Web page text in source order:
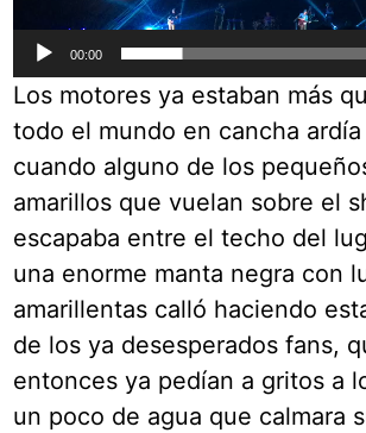
00:00
Los motores ya estaban más
todo el mundo en cancha
cuando alguno de los
amarillos que vuelan sobre el
escapaba entre el techo del
una enorme manta negra con
amarillentas calló haciendo
de los ya desesperados fans,
entonces ya pedían a gritos a
un poco de agua que calmara